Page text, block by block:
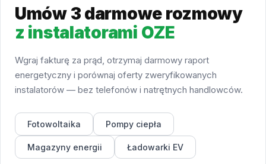
Umów 3 darmowe rozmowy
z instalatorami OZE
Wgraj fakturę za prąd, otrzymaj darmowy raport
energetyczny i porównaj oferty zweryfikowanych
instalatorów — bez telefonów i natrętnych handlowców.
Fotowoltaika Pompy ciepła
Magazyny energii Ładowarki EV